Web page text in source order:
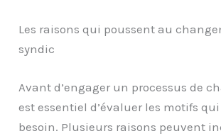
Les raisons qui poussent au
syndic
Avant d’engager un processus de
est essentiel d’évaluer les motifs
besoin. Plusieurs raisons peuvent